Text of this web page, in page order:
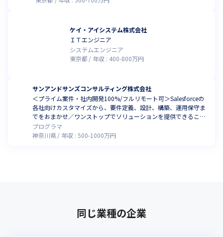
ケイ・アイシステム株式会社
ＩＴエンジニア
システムエンジニア
東京都
年収 : 400-800万円
サンアンドサンズコンサルティング株式会社
＜プライム案件・社内開発100%/フルリモート可＞Salesforceの
各社向けカスタマイズから、要件定義、設計、構築、運用保守ま
でをおまかせ／ワンストップでソリューションを提供できること
が強み
プログラマ
神奈川県
年収 : 500-1000万円
同じ業種の企業